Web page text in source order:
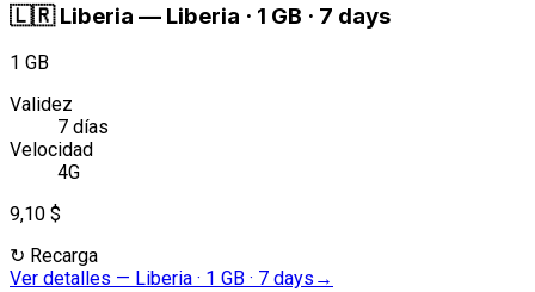
🇱🇷 Liberia — Liberia · 1 GB · 7 days
1 GB
Validez
7 días
Velocidad
4G
9,10 $
↻ Recarga
Ver detalles — Liberia · 1 GB · 7 days →